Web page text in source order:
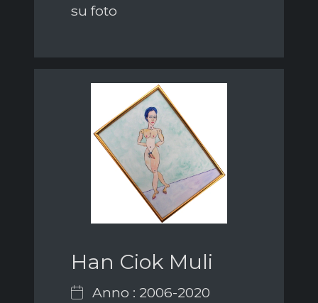
su foto
Han Ciok Muli
Anno : 2006-2020